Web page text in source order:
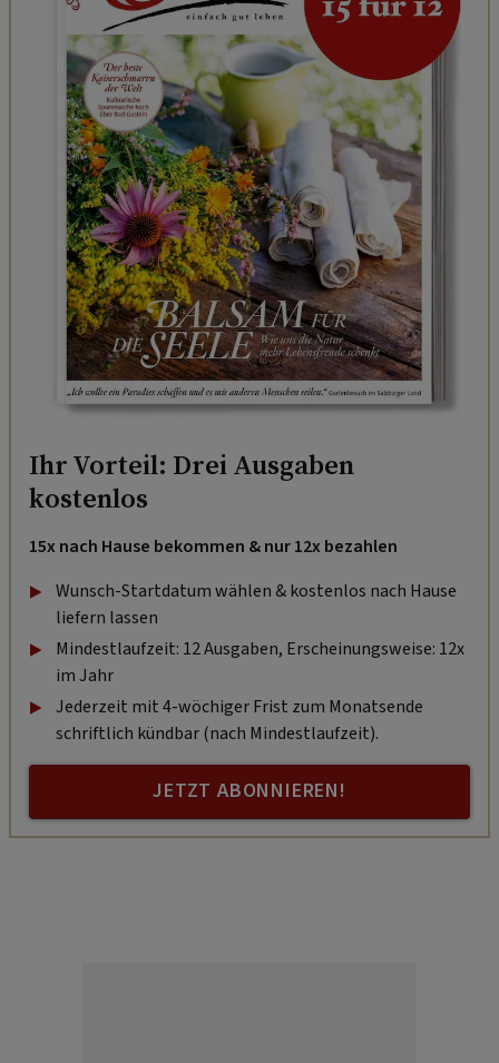
Ihr Vorteil: Drei Ausgaben
kostenlos
15x nach Hause bekommen & nur 12x bezahlen
Wunsch-Startdatum wählen & kostenlos nach Hause
liefern lassen
Mindestlaufzeit: 12 Ausgaben, Erscheinungsweise: 12x
im Jahr
Jederzeit mit 4-wöchiger Frist zum Monatsende
schriftlich kündbar (nach Mindestlaufzeit).
JETZT ABONNIEREN!